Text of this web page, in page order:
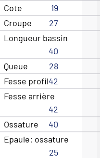
Cote
19
Croupe
27
Longueur bassin
40
Queue
28
Fesse profil42
Fesse arrière
42
Ossature
40
Epaule: ossature
25